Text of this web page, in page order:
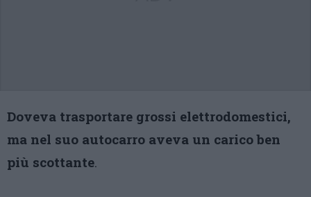
Doveva trasportare grossi elettrodomestici,
ma nel suo autocarro aveva un carico ben
più scottante.